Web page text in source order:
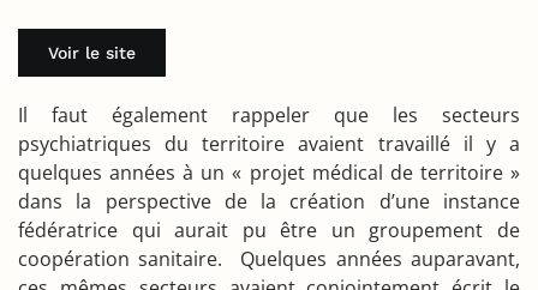
Voir le site
Il faut également rappeler que les secteurs
psychiatriques du territoire avaient travaillé il y a
quelques années à un « projet médical de territoire »
dans la perspective de la création d’une instance
fédératrice qui aurait pu être un groupement de
coopération sanitaire. Quelques années auparavant,